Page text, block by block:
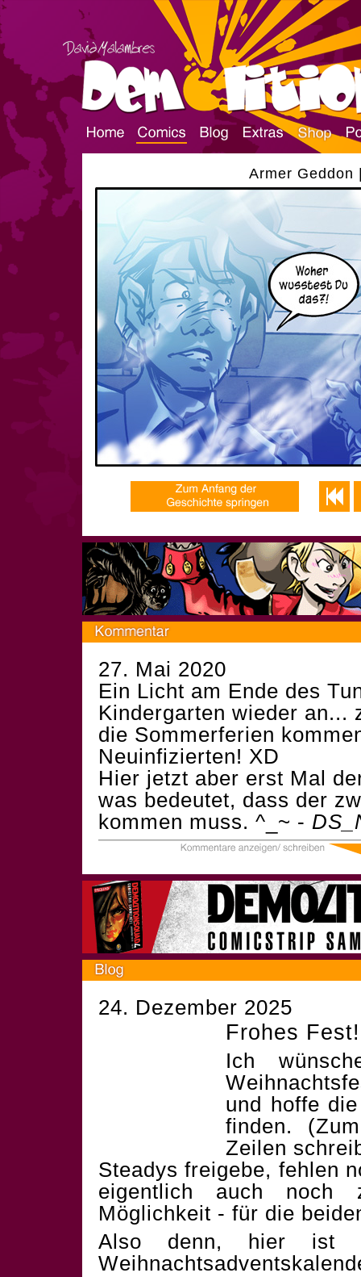
Armer Geddon
27. Mai 2020
Ein Licht am Ende des
Kindergarten wieder an...
die Sommerferien
Neuinfizierten! XD
Hier jetzt aber erst Mal
was bedeutet, dass der
kommen muss. ^_~ -
24. Dezember 2025
Frohes Fest!
Ich
und hoffe
finden.
Zeilen
Steadys freigebe, fehlen
eigentlich auch noch
Möglichkeit - für die
Also denn, hier ist